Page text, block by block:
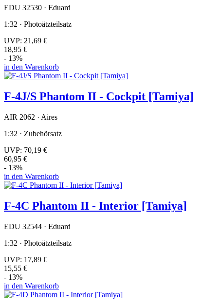
EDU 32530 · Eduard
1:32 · Photoätzteilsatz
UVP: 21,69 €
18,95 €
- 13%
in den Warenkorb
F-4J/S Phantom II - Cockpit [Tamiya]
AIR 2062 · Aires
1:32 · Zubehörsatz
UVP: 70,19 €
60,95 €
- 13%
in den Warenkorb
F-4C Phantom II - Interior [Tamiya]
EDU 32544 · Eduard
1:32 · Photoätzteilsatz
UVP: 17,89 €
15,55 €
- 13%
in den Warenkorb